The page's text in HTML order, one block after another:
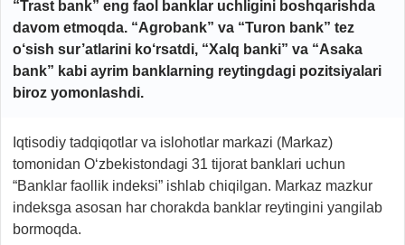
“Trast bank” eng faol banklar uchligini boshqarishda
davom etmoqda. “Agrobank” va “Turon bank” tez
o‘sish sur’atlarini ko‘rsatdi, “Xalq banki” va “Asaka
bank” kabi ayrim banklarning reytingdagi pozitsiyalari
biroz yomonlashdi.
Iqtisodiy tadqiqotlar va islohotlar markazi (Markaz)
tomonidan O‘zbekistondagi 31 tijorat banklari uchun
“Banklar faollik indeksi” ishlab chiqilgan. Markaz mazkur
indeksga asosan har chorakda banklar reytingini yangilab
bormoqda.